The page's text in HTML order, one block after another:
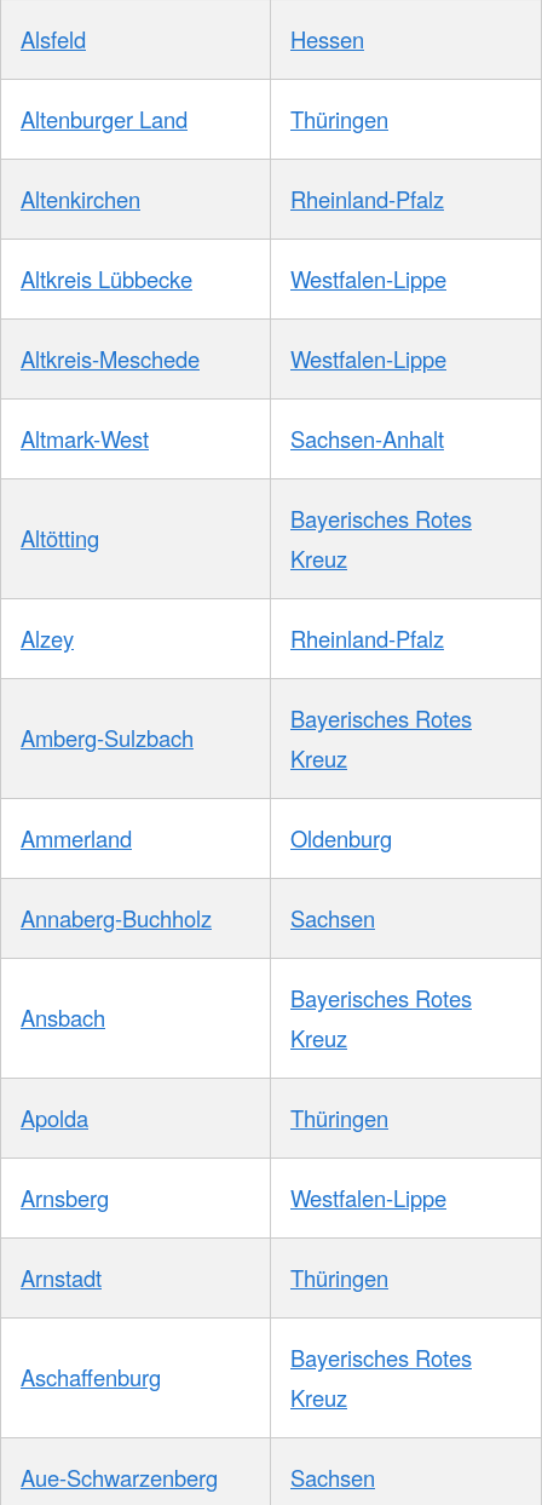
Alsfeld Hessen
Altenburger Land Thüringen
Altenkirchen Rheinland-Pfalz
Altkreis Lübbecke Westfalen-Lippe
Altkreis-Meschede Westfalen-Lippe
Altmark-West Sachsen-Anhalt
Altötting
Bayerisches Rotes
Kreuz
Alzey Rheinland-Pfalz
Amberg-Sulzbach
Bayerisches Rotes
Kreuz
Ammerland Oldenburg
Annaberg-Buchholz Sachsen
Ansbach
Bayerisches Rotes
Kreuz
Apolda Thüringen
Arnsberg Westfalen-Lippe
Arnstadt Thüringen
Aschaffenburg
Bayerisches Rotes
Kreuz
Aue-Schwarzenberg Sachsen